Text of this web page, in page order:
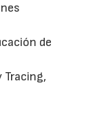
de
Tracing,